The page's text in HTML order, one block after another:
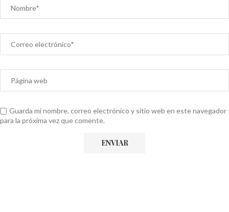
Guarda mi nombre, correo electrónico y sitio web en este navegador
para la próxima vez que comente.